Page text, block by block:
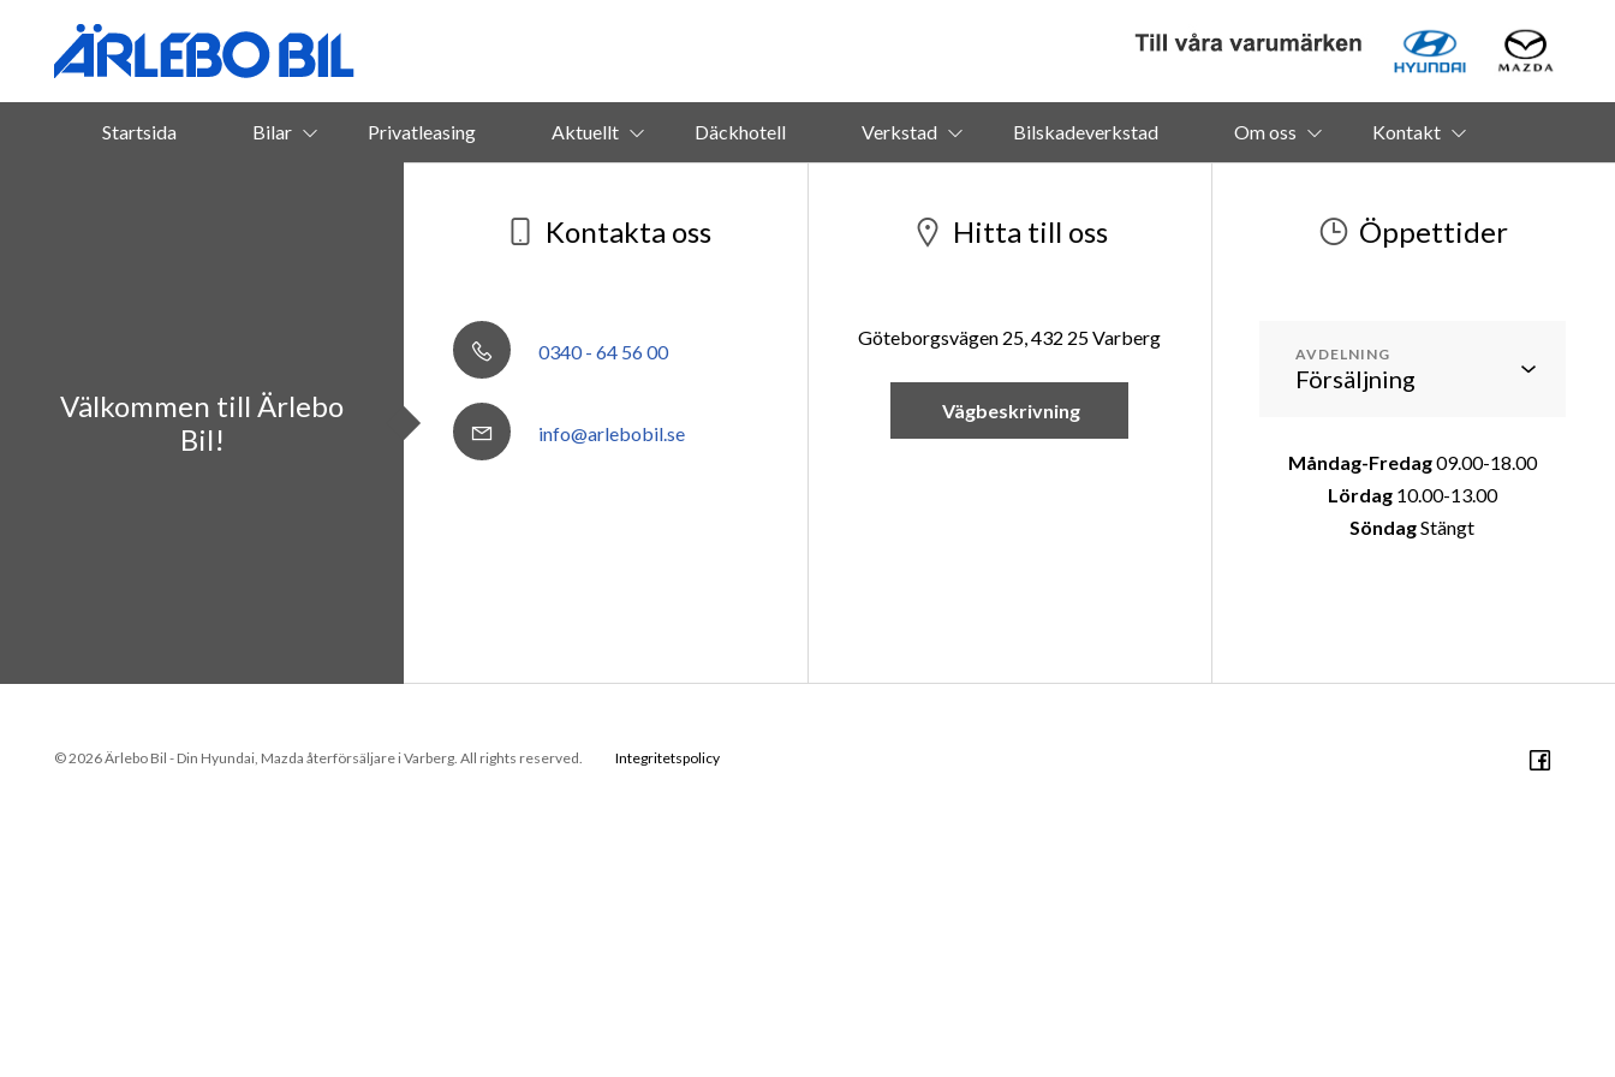
Startsida Bilar Privatleasing Aktuellt Däckhotell Verkstad Bilskadeverkstad Om oss Kontakt
Välkommen till Ärlebo
Bil!
Kontakta oss
0340 - 64 56 00
info@arlebobil.se
Hitta till oss
Göteborgsvägen 25, 432 25 Varberg
Vägbeskrivning
Öppettider
AVDELNING
Måndag-Fredag09.00-18.00
Lördag10.00-13.00
SöndagStängt
© 2026 Ärlebo Bil - Din Hyundai, Mazda återförsäljare i Varberg. All rights reserved. Integritetspolicy